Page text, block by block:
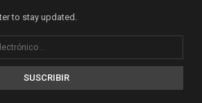
to stay updated.
SUSCRIBIR